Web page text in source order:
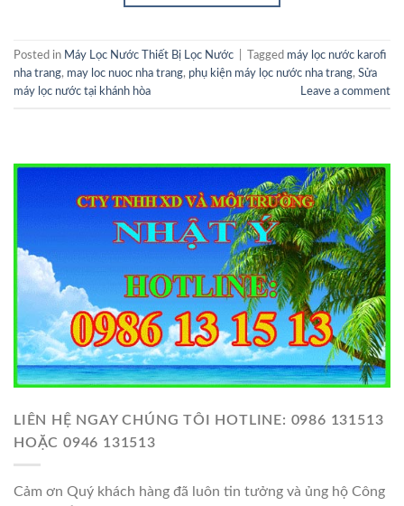
Posted in Máy Lọc Nước Thiết Bị Lọc Nước Tagged máy lọc nước karofi
nha trang, may loc nuoc nha trang, phụ kiện máy lọc nước nha trang, Sửa
máy lọc nước tại khánh hòa
Leave a comment
LIÊN HỆ NGAY CHÚNG TÔI HOTLINE: 0986 131513
HOẶC 0946 131513
Cảm ơn Quý khách hàng đã luôn tin tưởng và ủng hộ Công